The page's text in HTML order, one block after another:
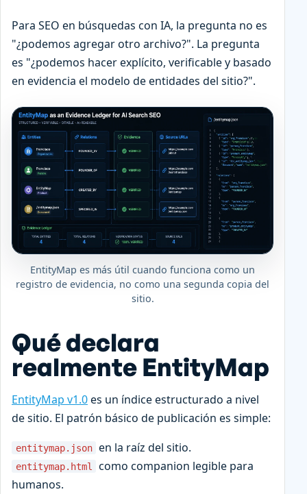
Para SEO en búsquedas con IA, la pregunta no es
"¿podemos agregar otro archivo?". La pregunta
es "¿podemos hacer explícito, verificable y basado
en evidencia el modelo de entidades del sitio?".
EntityMap es más útil cuando funciona como un
registro de evidencia, no como una segunda copia del
sitio.
Qué declara
realmente EntityMap
EntityMap v1.0es un índice estructurado a nivel
de sitio. El patrón básico de publicación es simple:
entitymap.json en la raíz del sitio.
entitymap.html
como companion legible para
humanos.